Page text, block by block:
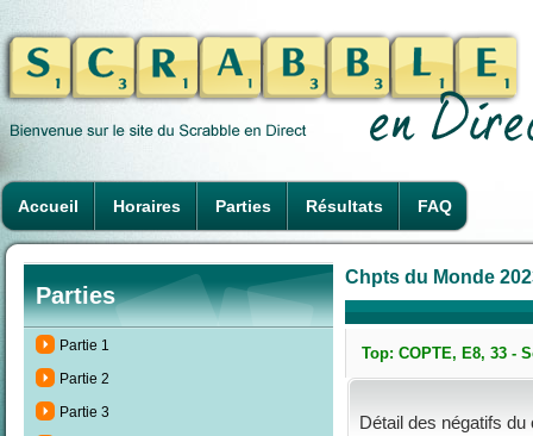
Accueil Horaires Parties Résultats FAQ
Parties
Partie 1
Partie 2
Partie 3
Chpts du Monde
Top: COPTE, E8, 33 -
Détail des négatifs